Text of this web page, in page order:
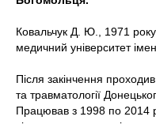
Ковальчук Д. Ю., 1971
медичний університет
Після закінчення
та травматології
Працював з 1998 по 2014 рр.